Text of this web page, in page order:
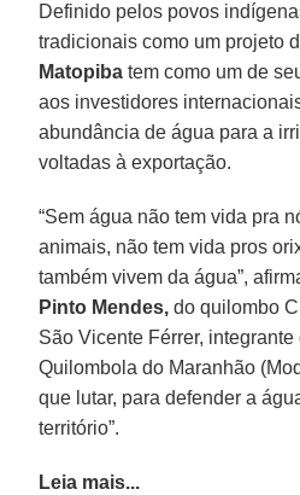
Definido pelos povos
tradicionais como um projeto
Matopiba tem como um de
aos investidores
abundância de água para a
voltadas à exportação.
“Sem água não tem vida pra
animais, não tem vida pros
também vivem da água”,
Pinto Mendes, do quilombo
São Vicente Férrer,
Quilombola do Maranhão
que lutar, para defender a
território”.
Leia mais...